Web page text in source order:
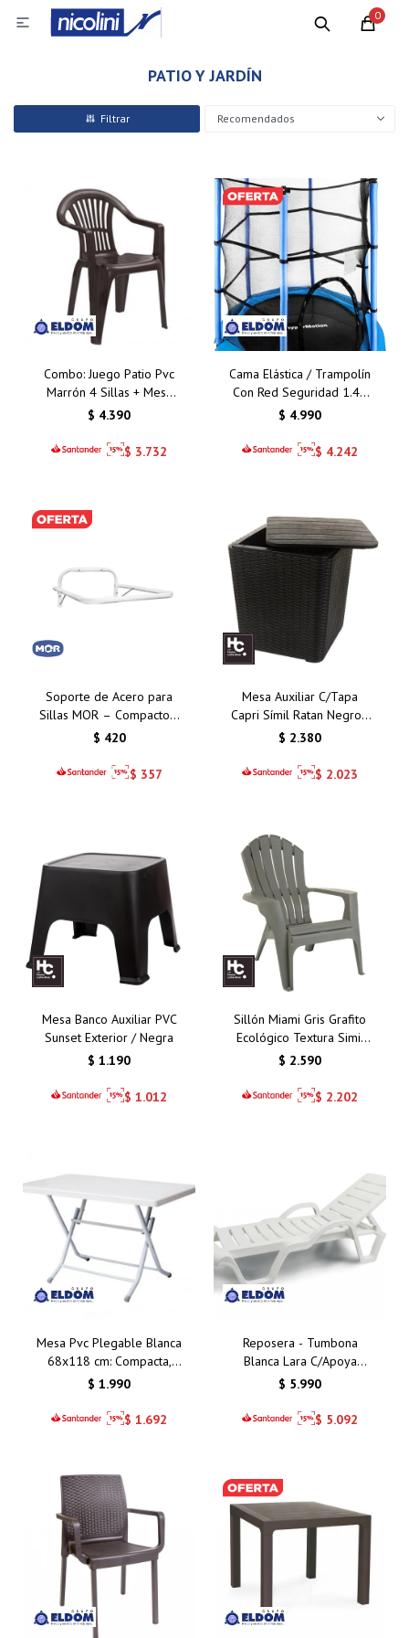
0

PATIO Y JARDÍN
Recomendados
Combo: Juego Patio Pvc
Marrón 4 Sillas + Mesa
Plegable
$ 4.390
$ 3.732
Cama Elástica / Trampolín
Con Red Seguridad 1.40
Metros
$ 4.990
$ 4.242
Soporte de Acero para
Sillas MOR – Compacto y
Funcional
$ 420
$ 357
Mesa Auxiliar C/Tapa
Capri Símil Ratan Negro -
Espacio para Guardado
$ 2.380
$ 2.023
Mesa Banco Auxiliar PVC
Sunset Exterior / Negra
$ 1.190
$ 1.012
Sillón Miami Gris Grafito
Ecológico Textura Simil
Madera
$ 2.590
$ 2.202
Mesa Pvc Plegable Blanca
68x118 cm: Compacta,
Resistente y Funcional
Exteriores
$ 1.990
$ 1.692
Reposera - Tumbona
Blanca Lara C/Apoya
Brazos y Posiciones
$ 5.990
$ 5.092